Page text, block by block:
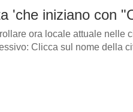
'che iniziano con
ora locale attuale nelle
Clicca sul nome della